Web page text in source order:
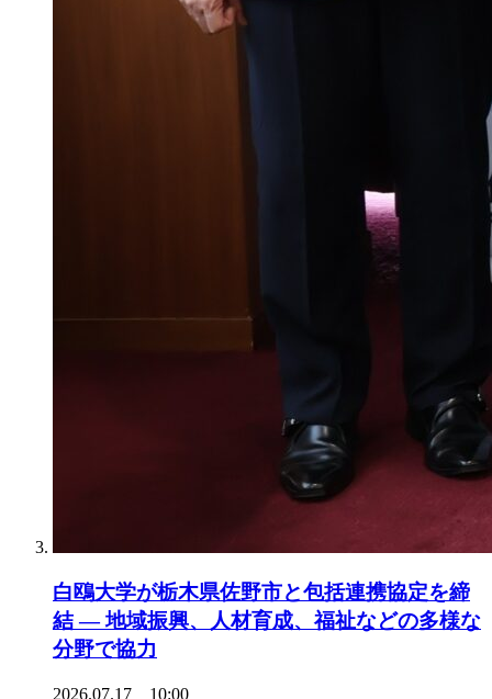
白鴎大学が栃木県佐野市と包括連携協定を締
結 ― 地域振興、人材育成、福祉などの多様な
分野で協力
2026.07.17 10:00